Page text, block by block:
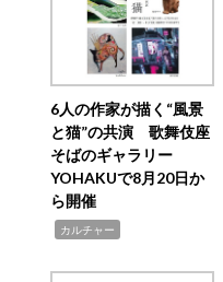
6人の作家が描く“風景
と猫”の共演 歌舞伎座
そばのギャラリー
YOHAKUで8月20日か
ら開催
カルチャー